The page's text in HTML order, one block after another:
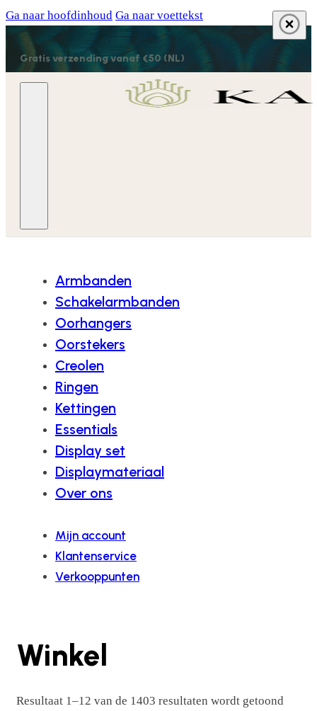
Ga naar hoofdinhoud Ga naar voettekst
Gratis verzending vanaf €50 (NL)
Armbanden
Schakelarmbanden
Oorhangers
Oorstekers
Creolen
Ringen
Kettingen
Essentials
Display set
Displaymateriaal
Over ons
Mijn account
Klantenservice
Verkooppunten
Winkel
Resultaat 1–12 van de 1403 resultaten wordt getoond